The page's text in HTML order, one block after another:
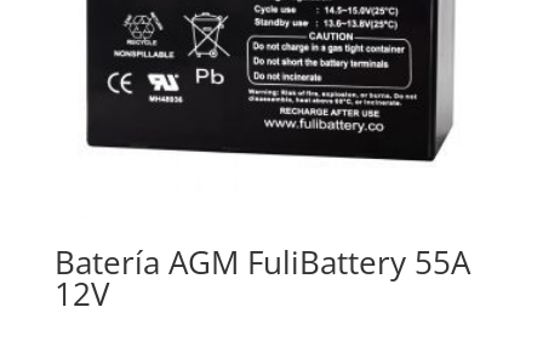
Batería AGM FuliBattery 55A
12V